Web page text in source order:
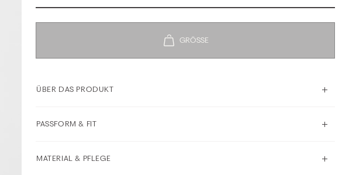
ÜBER DAS PRODUKT
PASSFORM & FIT
MATERIAL & PFLEGE